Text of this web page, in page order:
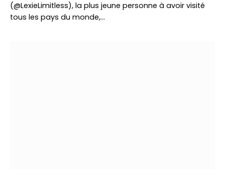
(@LexieLimitless), la plus jeune personne à avoir visité
tous les pays du monde,…